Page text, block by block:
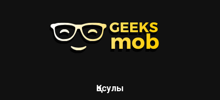
Қосулы